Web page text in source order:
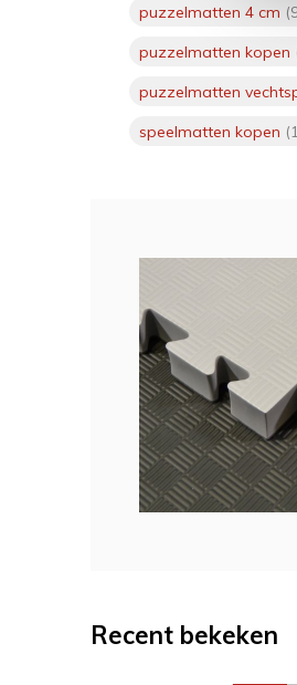
puzzelmatten 4 cm
puzzelmatten kopen
puzzelmatten
speelmatten kopen
Recent bekeken